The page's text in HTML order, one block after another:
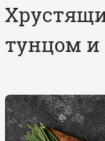
тунцом и